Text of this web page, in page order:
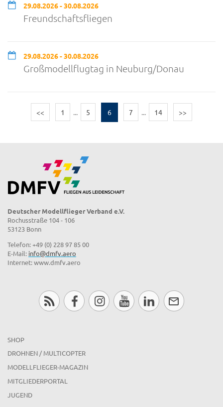
29.08.2026 - 30.08.2026
Freundschaftsfliegen
29.08.2026 - 30.08.2026
Großmodellflugtag in Neuburg/Donau
<< 1 ... 5 6 7 ... 14 >>
Deutscher Modellflieger Verband e.V.
Rochusstraße 104 - 106
53123 Bonn
Telefon: +49 (0) 228 97 85 00
E-Mail: info@dmfv.aero
Internet: www.dmfv.aero
SHOP
DROHNEN / MULTICOPTER
MODELLFLIEGER-MAGAZIN
MITGLIEDERPORTAL
JUGEND